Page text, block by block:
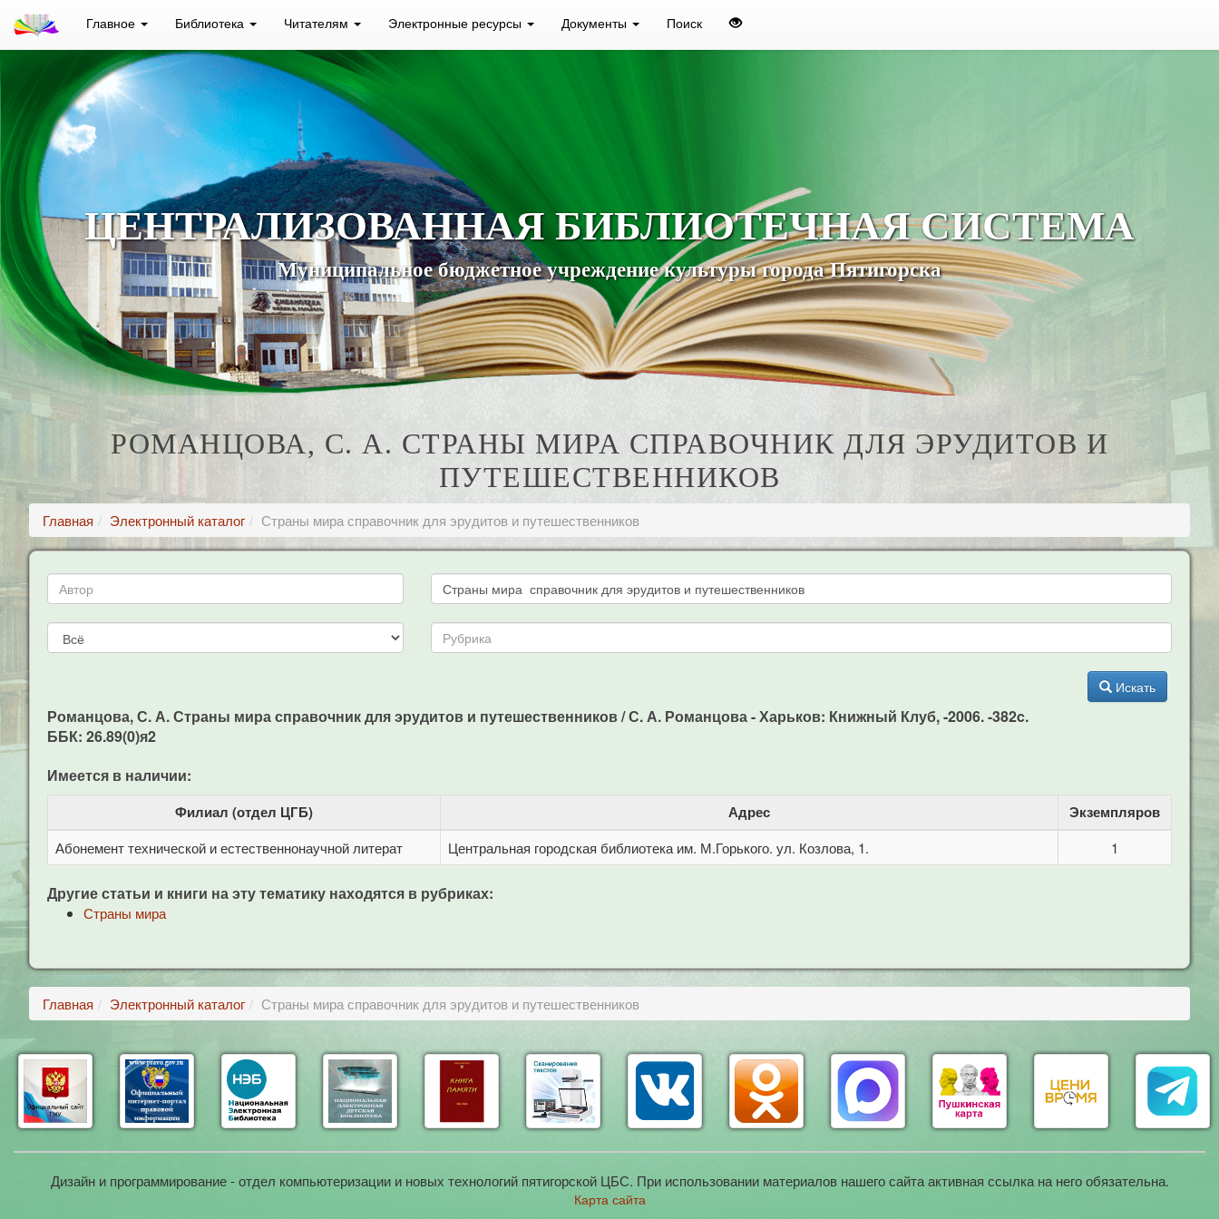
Главное Библиотека Читателям Электронные ресурсы Документы Поиск
ЦЕНТРАЛИЗОВАННАЯ БИБЛИОТЕЧНАЯ СИСТЕМА
Муниципальное бюджетное учреждение культуры города Пятигорска
РОМАНЦОВА, С. А. СТРАНЫ МИРА СПРАВОЧНИК ДЛЯ ЭРУДИТОВ И
ПУТЕШЕСТВЕННИКОВ
Главная Электронный каталог Страны мира справочник для эрудитов и путешественников
Искать
Романцова, С. А. Страны мира справочник для эрудитов и путешественников / С. А. Романцова - Харьков: Книжный Клуб, -2006. -382c.
ББК: 26.89(0)я2
Имеется в наличии:
Филиал (отдел ЦГБ) Адрес Экземпляров
Абонемент технической и естественнонаучной литерат Центральная городская библиотека им. М.Горького. ул. Козлова, 1. 1
Другие статьи и книги на эту тематику находятся в рубриках:
Страны мира
Главная Электронный каталог Страны мира справочник для эрудитов и путешественников
Дизайн и программирование - отдел компьютеризации и новых технологий пятигорской ЦБС. При использовании материалов нашего сайта активная ссылка на него обязательна.
Карта сайта